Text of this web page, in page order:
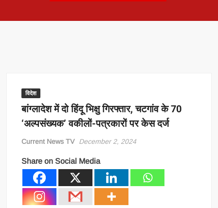
विदेश
बांग्लादेश में दो हिंदू भिक्षु गिरफ्तार, चटगांव के 70
‘अल्पसंख्यक’ वकीलों-पत्रकारों पर केस दर्ज
Current News TV December 2, 2024
Share on Social Media